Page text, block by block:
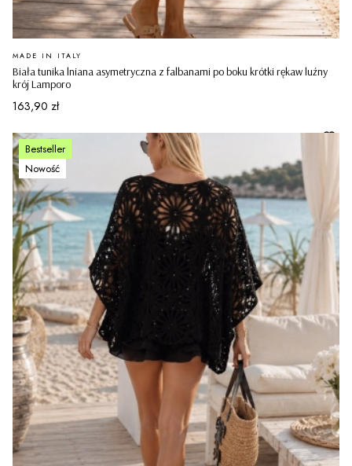
Biała tunika lniana asymetryczna z falbanami po boku krótki rękaw luźny
krój Lamporo
PRODUCENT
MADE IN ITALY
Cena
163,90 zł
Bestseller
Nowość